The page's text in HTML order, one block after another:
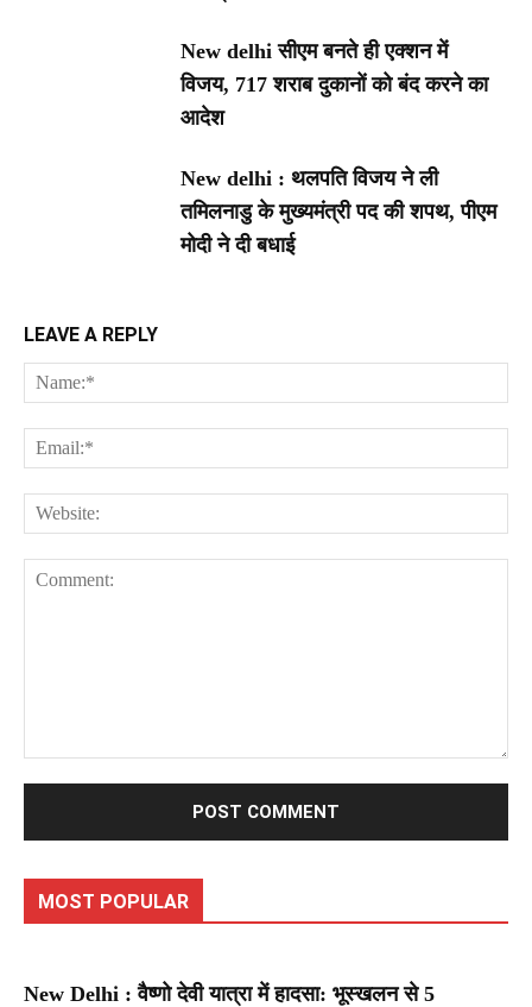
New delhi सीएम बनते ही एक्शन में
विजय, 717 शराब दुकानों को बंद करने का
आदेश
New delhi : थलपति विजय ने ली
तमिलनाडु के मुख्यमंत्री पद की शपथ, पीएम
मोदी ने दी बधाई
LEAVE A REPLY
MOST POPULAR
New Delhi : वैष्णो देवी यात्रा में हादसा: भूस्खलन से 5